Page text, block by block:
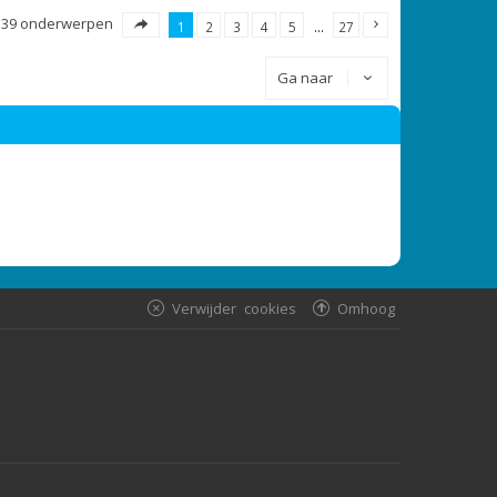
onderwerpen 1 2 3 4 5 … 27
Ga naar
Omhoog
Verwijder cookies